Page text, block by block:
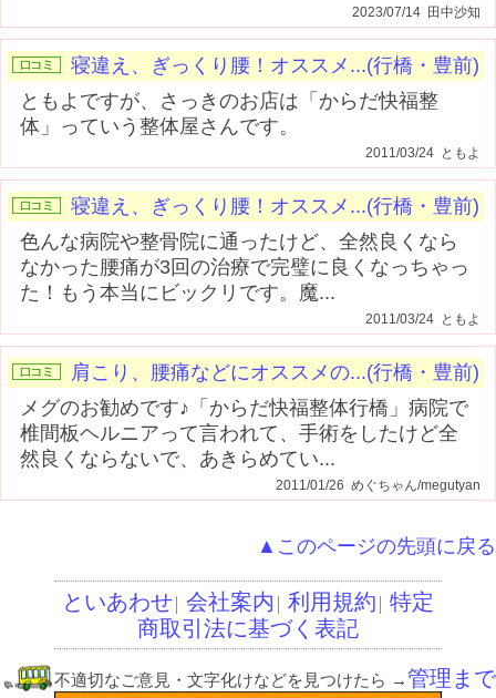
2023/07/14 田中沙知
寝違え、ぎっくり腰！オススメ...(行橋・豊前)
ともよですが、さっきのお店は「からだ快福整
体」っていう整体屋さんです。
2011/03/24 ともよ
寝違え、ぎっくり腰！オススメ...(行橋・豊前)
色んな病院や整骨院に通ったけど、全然良くなら
なかった腰痛が3回の治療で完璧に良くなっちゃっ
た！もう本当にビックリです。魔...
2011/03/24 ともよ
肩こり、腰痛などにオススメの...(行橋・豊前)
メグのお勧めです♪「からだ快福整体行橋」病院で
椎間板ヘルニアって言われて、手術をしたけど全
然良くならないで、あきらめてい...
2011/01/26 めぐちゃん/megutyan
▲このページの先頭に戻る
といあわせ 会社案内 利用規約 特定
商取引法に基づく表記
不適切なご意見・文字化けなどを見つけたら →管理まで